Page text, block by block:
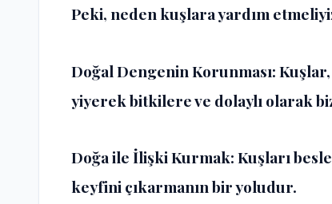
Peki, neden kuşlara yardım
Doğal Dengenin Korunması:
yiyerek bitkilere ve dolaylı olarak
Doğa ile İlişki Kurmak: Kuşları
keyfini çıkarmanın bir yoludur.